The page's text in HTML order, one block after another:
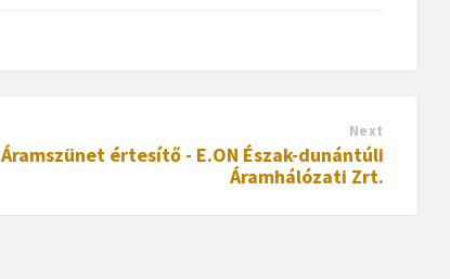
Next
Áramszünet értesítő - E.ON Észak-dunántúli
Áramhálózati Zrt.